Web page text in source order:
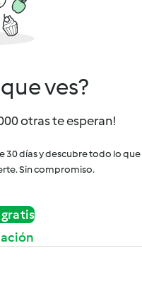
ves?
otras te esperan!
30 días y descubre todo lo que
Sin compromiso.